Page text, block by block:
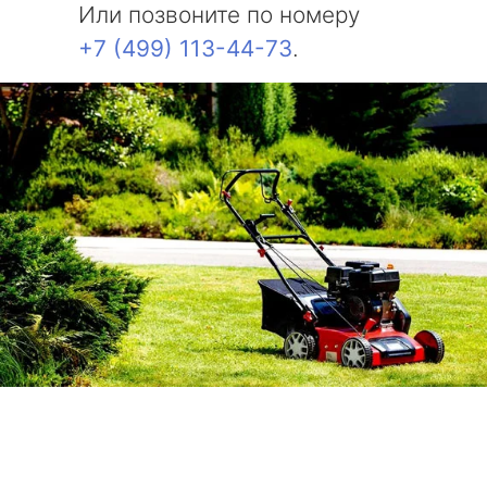
Или позвоните по номеру
+7 (499) 113-44-73.